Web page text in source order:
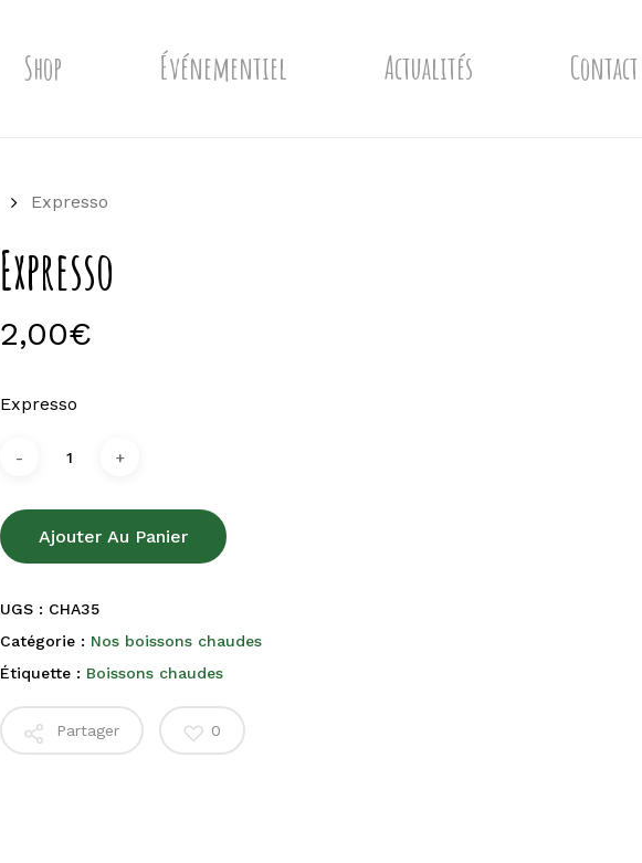
Shop Événementiel Actualités Contact
Expresso
Expresso
2,00€
Expresso
Ajouter Au Panier
UGS : CHA35
Catégorie : Nos boissons chaudes
Étiquette : Boissons chaudes
Partager 0